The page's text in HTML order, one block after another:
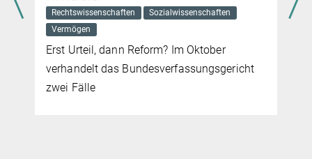
Eine erste den gesamten afrikanischen Kontinent übergreifende
Studie belegt, dass die Lebensräume dieser Tiere in den letzten
Jahren dramatisch geschrumpft sind
Rechtswissenschaften
Sozialwissenschaften
Vermögen
Erst Urteil, dann Reform? Im Oktober
verhandelt das Bundesverfassungsgericht
zwei Fälle